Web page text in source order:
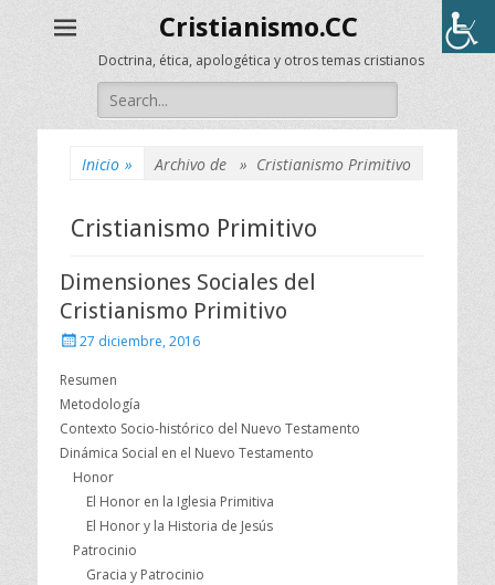
Cristianismo.CC
Doctrina, ética, apologética y otros temas cristianos
Buscar:
Inicio » Archivo de » Cristianismo Primitivo
Cristianismo Primitivo
Dimensiones Sociales del
Cristianismo Primitivo
Publicado
27 diciembre, 2016
Resumen
Metodología
Contexto Socio-histórico del Nuevo Testamento
Dinámica Social en el Nuevo Testamento
Honor
El Honor en la Iglesia Primitiva
El Honor y la Historia de Jesús
Patrocinio
Gracia y Patrocinio